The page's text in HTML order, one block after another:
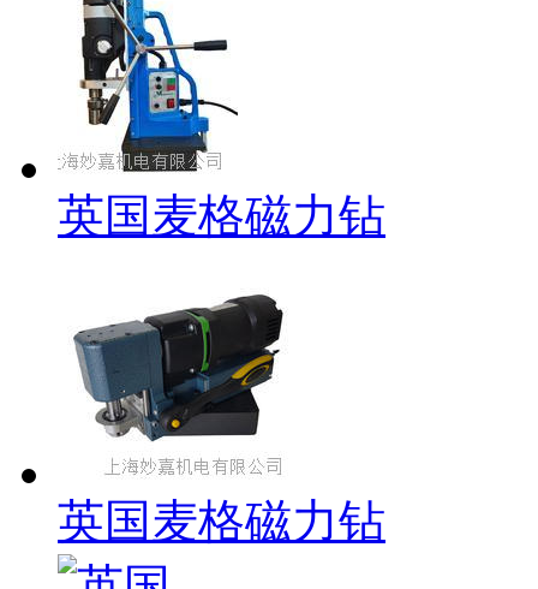
英国麦格磁力钻
英国麦格磁力钻